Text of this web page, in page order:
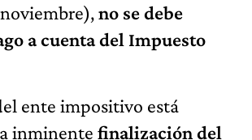
no se debe
a cuenta del Impuesto
ente impositivo está
inminente finalización del